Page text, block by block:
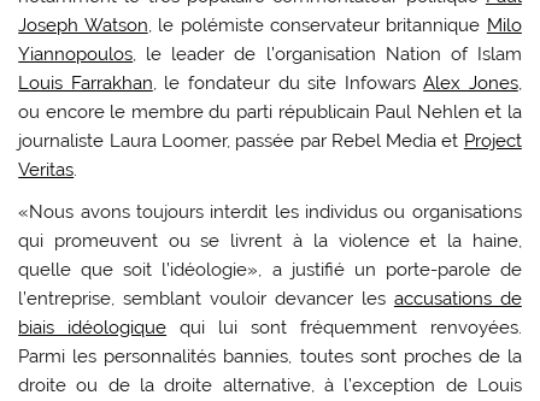
Joseph Watson , le polémiste conservateur britannique Milo
Yiannopoulos , le leader de l’organisation Nation of Islam
Louis Farrakhan , le fondateur du site InfowarsAlex Jones,
ou encore le membre du parti républicain Paul Nehlen et la
journaliste Laura Loomer, passée par Rebel Media et Project
Veritas
«Nous avons toujours interdit les individus ou organisations
qui promeuvent ou se livrent à la violence et la haine,
quelle que soit l’idéologie», a justifié un porte-parole de
l’entreprise, semblant vouloir devancer les accusations de
biais idéologique qui lui sont fréquemment renvoyées.
Parmi les personnalités bannies, toutes sont proches de la
droite ou de la droite alternative, à l’exception de Louis